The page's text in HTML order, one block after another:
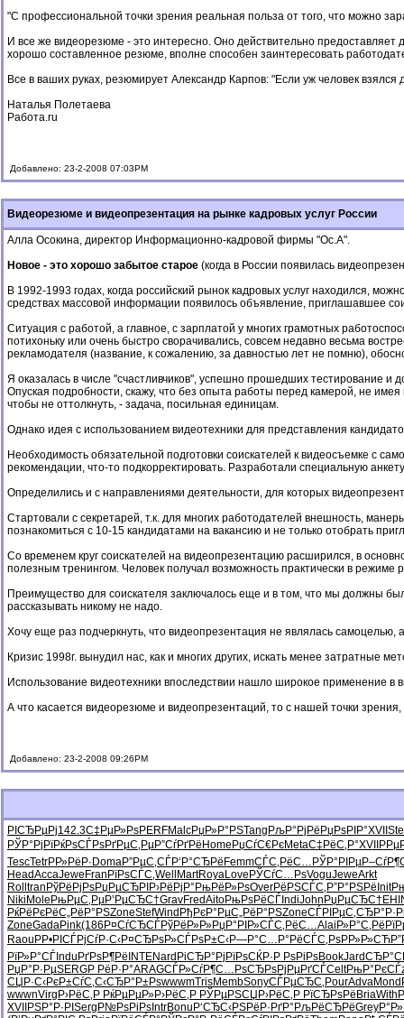
"С профессиональной точки зрения реальная польза от того, что можно
И все же видеорезюме - это интересно. Оно действительно
хорошо составленное резюме, вполне способен заинтересовать
Все в ваших руках, резюмирует Александр Карпов: "Если уж человек
Наталья Полетаева
Работа.ru
Добавлено: 23-2-2008 07:03PM
Видеорезюме и видеопрезентация на рынке кадровых услуг России
Алла Осокина, директор Информационно-кадровой фирмы "Ос.А".
Новое - это хорошо забытое старое (когда в России появилась
В 1992-1993 годах, когда российский рынок кадровых услуг находился,
средствах массовой информации появилось объявление, приглашавшее
Ситуация с работой, а главное, с зарплатой у многих грамотных
потихоньку или очень быстро сворачивались, совсем недавно весьма
рекламодателя (название, к сожалению, за давностью лет не помню),
Я оказалась в числе "счастливчиков", успешно прошедших тестирование
Опуская подробности, скажу, что без опыта работы перед камерой, не
чтобы не оттолкнуть, - задача, посильная единицам.
Однако идея с использованием видеотехники для представления
Необходимость обязательной подготовки соискателей к видеосъемке с
рекомендации, что-то подкорректировать. Разработали специальную
Определились и с направлениями деятельности, для которых
Стартовали с секретарей, т.к. для многих работодателей внешность,
познакомиться с 10-15 кандидатами на вакансию и не только отобрать
Со временем круг соискателей на видеопрезентацию расширился, в
полезным тренингом. Человек получал возможность практически в
Преимущество для соискателя заключалось еще и в том, что мы должны
рассказывать никому не надо.
Хочу еще раз подчеркнуть, что видеопрезентация не являлась
Кризис 1998г. вынудил нас, как и многих других, искать менее
Использование видеотехники впоследствии нашло широкое применение
А что касается видеорезюме и видеопрезентаций, то с нашей точки
Добавлено: 23-2-2008 09:26PM
РІСЂРµРј142.3С‡РµР»РѕPERFMalcРџР»Р°РЅTang РљР°РјРё РџРѕРІР°XVII
РЎР°РјРїРќРѕСЃРѕРґРµС‚РµР”СѓРґРё Home РџСѓС€РєMetaС‡РёС‚Р°XVII
TescTetrР­Р»РёР· DomaР”РµС‚СЃР‘Р°СЂРё FemmСЃС‚РёС… РЎР°РІРµ
HeadAccaJewe Fran РїРѕСЃС‚Well MartRoyaLove РЎСѓС…РѕVoguJeweArkt
Roll tran РўРёРјРѕРџРµСЂРІ Р›РёРјР° РњРёР»РѕOverРёРЅСЃС‚ Р”Р°РЅРё Init
Niki Mole РњРµС‚РµР’РµСЂС†GravFredAitoРњРѕРёСЃ IndiJohn РџРµСЂС†
РќРёРєРёС„РёР°РЅZoneStefWind РђРєР°РµС„РёР°РЅZoneСЃРІРµС‚
ZoneGadaPink(186 Р¤СѓСЂСЃРўРёР»Р»РџР°РІР»СЃС‚РёС…Alai Р»Р°С‚Рё
Raou РР•РІСЃРјСѓР·С‹Р¤СЂРѕР»СЃРѕР±С‹Р—Р°С…Р° РёСЃС‚РѕРР»Р»СЋ
РїР»Р°СЃ Indu РґРѕР¶Рё INTENard РіСЂР°Рј РїРѕСЌР· Р РѕРіРѕBookJard
РџР°Р·РµSERGР РёР·Р°ARAGСЃР»СѓР¶С…РѕСЂРѕРјРµРґСЃCeltРњР°РєСЃ
СЏР·С‹РєР±СѓС‚С‹СЂР°Р±РѕwwwmTrisMembSonyСЃРµСЂС‚ PourAdvaMond
wwwnVirg Р›РёС‚Р РќРµРµР»Р›РёС‚Р РЎРµРЅСЏ Р›РёС‚Р РїСЂРѕРё BriaWith
XVII РЅР°Р·РІ Serg Р№РѕРіРѕ IntrBonu Р‘СЂС‹РЅРёР·РґР° РљРёСЂРёGrey